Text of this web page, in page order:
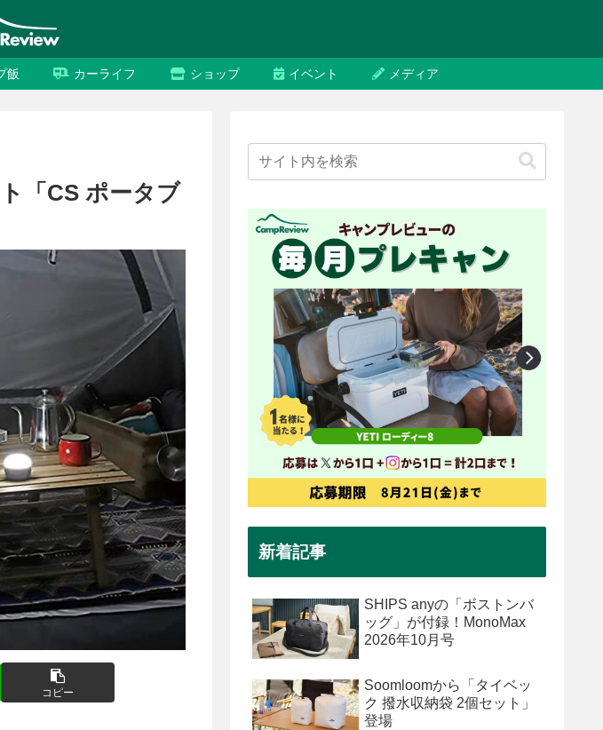
飯 カーライフ ショップ イベント メディア
「CS ポータブ
コピー
新着記事
SHIPS anyの「ボストンバ
ッグ」が付録！MonoMax
2026年10月号
Soomloomから「タイベッ
ク 撥水収納袋 2個セット」
登場